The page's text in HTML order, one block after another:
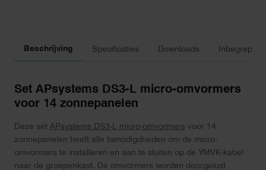
Beschrijving Specificaties Downloads Inbegrepen
Set APsystems DS3-L micro-omvormers
voor 14 zonnepanelen
Deze set APsystems DS3-L micro-omvormers voor 14
zonnepanelen heeft alle benodigdheden om de micro-
omvormers te installeren en aan te sluiten op de YMVK-kabel
naar de groepenkast. De omvormers worden doorgelust